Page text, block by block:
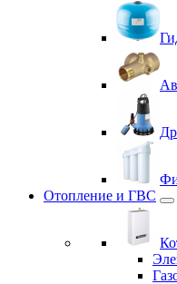
Отопление и ГВС